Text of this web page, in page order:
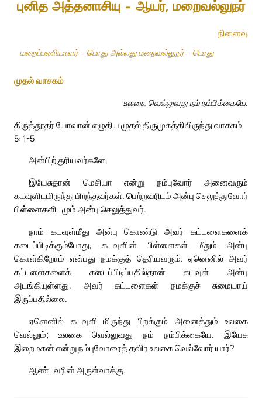
புனித அத்தனாசியு – ஆயர், மறைவல்லுநர்
நினைவு
மறைப்பணியாளர் – பொது அல்லது மறைவல்லுநர் – பொது
முதல் வாசகம்
உலகை வெல்லுவது நம் நம்பிக்கையே.
திருத்தூதர் யோவான் எழுதிய முதல் திருமுகத்திலிருந்து வாசகம்
5: 1-5
அன்பிற்குரியவர்களே,
இயேசுதான் மெசியா என்று நம்புவோர் அனைவரும்
கடவுளிடமிருந்து பிறந்தவர்கள். பெற்றவரிடம் அன்பு செலுத்துவோர்
பிள்ளைகளிடமும் அன்பு செலுத்துவர்.
நாம் கடவுள்மீது அன்பு கொண்டு அவர் கட்டளைகளைக்
கடைப்பிடிக்கும்போது, கடவுளின் பிள்ளைகள் மீதும் அன்பு
கொள்கிறோம் என்பது நமக்குத் தெரியவரும். ஏனெனில் அவர்
கட்டளைகளைக் கடைப்பிடிப்பதில்தான் கடவுள் அன்பு
அடங்கியுள்ளது. அவர் கட்டளைகள் நமக்குச் சுமையாய்
இருப்பதில்லை.
ஏனெனில் கடவுளிடமிருந்து பிறக்கும் அனைத்தும் உலகை
வெல்லும்; உலகை வெல்லுவது நம் நம்பிக்கையே. இயேசு
இறைமகன் என்று நம்புவோரைத் தவிர உலகை வெல்வோர் யார்?
ஆண்டவரின் அருள்வாக்கு.